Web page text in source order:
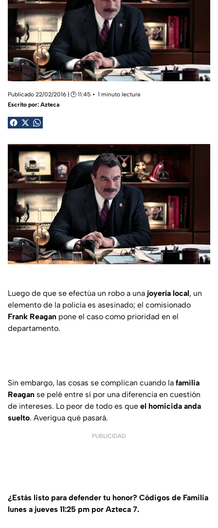
Publicado 22/02/2016 | 🕑 11:45
1 minuto lectura
Escrito por: Azteca
Luego de que se efectúa un robo a una joyería local, un
elemento de la policía es asesinado; el comisionado
Frank Reagan pone el caso como prioridad en el
departamento.
Sin embargo, las cosas se complican cuando la familia
Reagan se pelé entre sí por una diferencia en cuestión
de intereses. Lo peor de todo es que el homicida anda
suelto. Averigua qué pasará.
PUBLICIDAD
¿Estás listo para defender tu honor? Códigos de Familia
lunes a jueves 11:25 pm por Azteca 7.